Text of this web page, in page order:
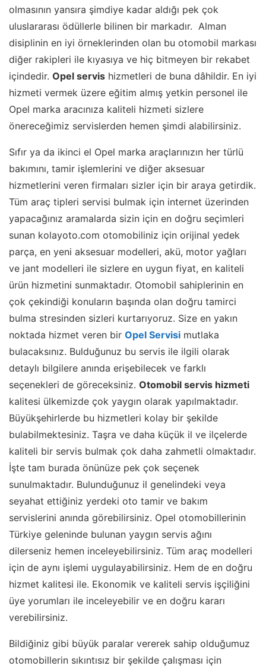
olmasının yansıra şimdiye kadar aldığı pek çok
uluslararası ödüllerle bilinen bir markadır. Alman
disiplinin en iyi örneklerinden olan bu otomobil markası
diğer rakipleri ile kıyasıya ve hiç bitmeyen bir rekabet
içindedir. Opel servis hizmetleri de buna dâhildir. En iyi
hizmeti vermek üzere eğitim almış yetkin personel ile
Opel marka aracınıza kaliteli hizmeti sizlere
önereceğimiz servislerden hemen şimdi alabilirsiniz.
Sıfır ya da ikinci el Opel marka araçlarınızın her türlü
bakımını, tamir işlemlerini ve diğer aksesuar
hizmetlerini veren firmaları sizler için bir araya getirdik.
Tüm araç tipleri servisi bulmak için internet üzerinden
yapacağınız aramalarda sizin için en doğru seçimleri
sunan kolayoto.com otomobiliniz için orijinal yedek
parça, en yeni aksesuar modelleri, akü, motor yağları
ve jant modelleri ile sizlere en uygun fiyat, en kaliteli
ürün hizmetini sunmaktadır. Otomobil sahiplerinin en
çok çekindiği konuların başında olan doğru tamirci
bulma stresinden sizleri kurtarıyoruz. Size en yakın
noktada hizmet veren bir Opel Servisi mutlaka
bulacaksınız. Bulduğunuz bu servis ile ilgili olarak
detaylı bilgilere anında erişebilecek ve farklı
seçenekleri de göreceksiniz. Otomobil servis hizmeti
kalitesi ülkemizde çok yaygın olarak yapılmaktadır.
Büyükşehirlerde bu hizmetleri kolay bir şekilde
bulabilmektesiniz. Taşra ve daha küçük il ve ilçelerde
kaliteli bir servis bulmak çok daha zahmetli olmaktadır.
İşte tam burada önünüze pek çok seçenek
sunulmaktadır. Bulunduğunuz il genelindeki veya
seyahat ettiğiniz yerdeki oto tamir ve bakım
servislerini anında görebilirsiniz. Opel otomobillerinin
Türkiye geleninde bulunan yaygın servis ağını
dilerseniz hemen inceleyebilirsiniz. Tüm araç modelleri
için de aynı işlemi uygulayabilirsiniz. Hem de en doğru
hizmet kalitesi ile. Ekonomik ve kaliteli servis işçiliğini
üye yorumları ile inceleyebilir ve en doğru kararı
verebilirsiniz.
Bildiğiniz gibi büyük paralar vererek sahip olduğumuz
otomobillerin sıkıntısız bir şekilde çalışması için